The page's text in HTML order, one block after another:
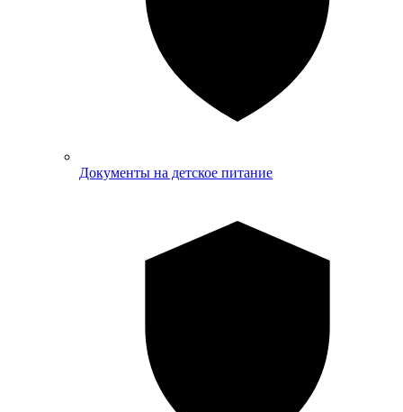
Документы на детское питание